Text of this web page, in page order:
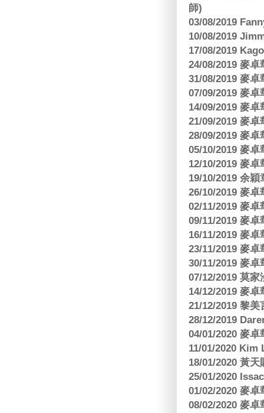
師)
03/08/2019
10/08/2019
17/08/2019
24/08/2019 麥
31/08/2019 麥
07/09/2019 麥
14/09/2019 麥
21/09/2019 麥
28/09/2019 麥
05/10/2019 麥
12/10/2019 麥
19/10/2019 余
26/10/2019 麥
02/11/2019 麥
09/11/2019 麥
16/11/2019 麥
23/11/2019 麥
30/11/2019 麥
07/12/2019 莫
14/12/2019 麥
21/12/2019 黎
28/12/2019
04/01/2020 麥
11/01/2020
18/01/2020 黃
25/01/2020
01/02/2020 麥
08/02/2020 麥